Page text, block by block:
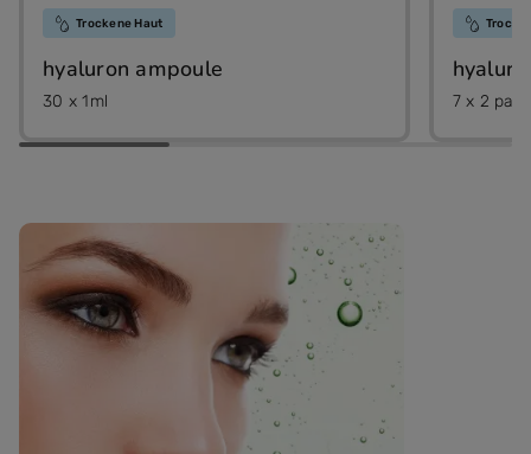
Trockene Haut
hyaluron ampoule
30 x 1ml 7 x 2